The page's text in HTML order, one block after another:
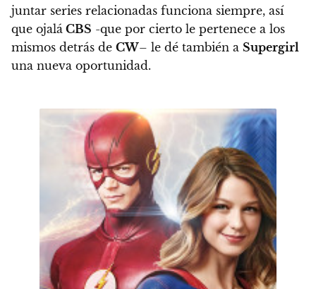
juntar series relacionadas funciona siempre, así
que ojalá CBS -que por cierto le pertenece a los
mismos detrás de CW– le dé también a Supergirl
una nueva oportunidad.